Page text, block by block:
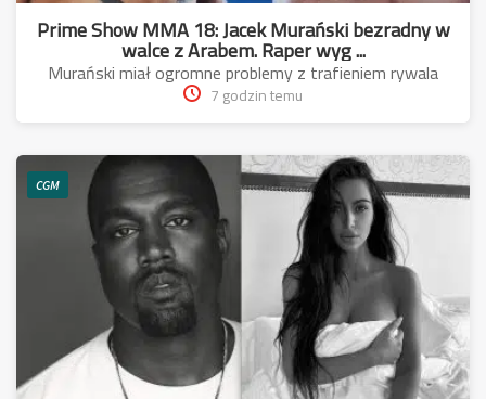
Prime Show MMA 18: Jacek Murański bezradny w
walce z Arabem. Raper wyg ...
Murański miał ogromne problemy z trafieniem rywala
7 godzin temu
CGM